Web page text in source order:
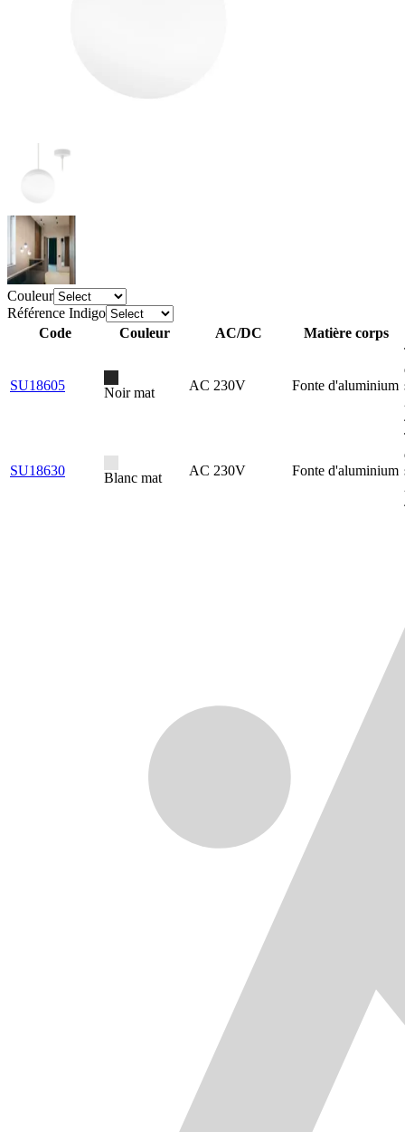
Couleur
Référence Indigo
Code
Couleur AC/DC Matière corps
SU18605 Noir mat AC 230V Fonte d'aluminium
SU18630 Blanc mat AC 230V Fonte d'aluminium